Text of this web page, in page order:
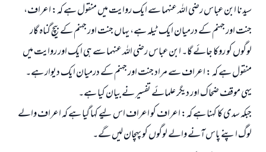
سیدنا ابن عباس رضی اللہ عنہما سے ایک روایت میں منقول ہے کہ: اعراف،
جنت اور جہنم کے درمیان ایک ٹیلہ ہے، یہاں جنت اور جہنم کے بیچ گناہ گار
لوگوں کو روکا جائے گا۔ ابن عباس رضی اللہ عنہما سے ہی ایک اور روایت میں
منقول ہے کہ : اعراف سے مراد جنت اور جہنم کے درمیان ایک دیوار ہے۔
یہی موقف ضحاک اور دیگر علمائے تفسیر نے بیان کیا ہے۔
جبکہ سدی کا کہنا ہے کہ: اعراف کو اعراف اس لیے کہا گیا ہے کہ اعراف والے
لوگ اپنے پاس آنے والے لوگوں کو پہچان لیں گے۔